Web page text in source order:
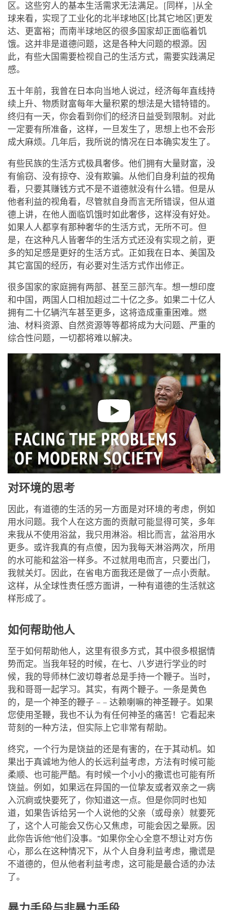
区。这些穷人的基本生活需求无法满足。[同样，]从全
球来看，实现了工业化的北半球地区[比其它地区]更发
达、更富裕；而南半球地区的很多国家却正面临着饥
饿。这并非是道德问题，这是各种大问题的根源。因
此，有些大国需要检视自己的生活方式，需要实践满足
感。
五十年前，我曾在日本向当地人说过，经济每年直线持
续上升、物质财富每年大量积累的想法是大错特错的。
终归有一天，你会看到你们的经济日益受到限制。对此
一定要有所准备，这样，一旦发生了，思想上也不会形
成大麻烦。几年后，我所说的情况在日本确实发生了。
有些民族的生活方式极具奢侈。他们拥有大量财富，没
有偷窃、没有掠夺、没有欺骗。从他们自身利益的视角
看，只要其赚钱方式不是不道德就没有什么错。但是从
他者利益的视角看，尽管就自身而言无所错误，但从道
德上讲，在他人面临饥饿时如此奢侈，这样没有好处。
如果人人都享有那种奢华的生活方式，无所不可。但
是，在这种凡人皆奢华的生活方式还没有实现之前，更
多的知足感是更好的生活方式。正如我在日本、美国及
其它富国的经历，有必要对生活方式作出修正。
很多国家的家庭拥有两部、甚至三部汽车。想一想印度
和中国，两国人口相加超过二十亿之多。如果二十亿人
拥有二十亿辆汽车甚至更多，这将造成重重困难。燃
油、材料资源、自然资源等等都将成为大问题、严重的
综合性问题，一切都将难以解决。
对环境的思考
因此，有道德的生活的另一方面是对环境的考虑，例如
用水问题。我个人在这方面的贡献可能显得可笑，多年
来我从不使用浴盆，我只用淋浴。相比而言，盆浴用水
更多。或许我真的有点傻，因为我每天淋浴两次，所用
的水可能和盆浴一样多。不过就用电而言，只要出门，
我就关灯。因此，在省电方面我还是做了一点小贡献。
这样，从全球性责任感方面讲，一种有道德的生活就这
样形成了。
如何帮助他人
至于如何帮助他人，这里有很多方式，其中很多根据情
势而定。当我年轻的时候，在七、八岁进行学业的时
候，我的导师林仁波切尊者总是手持一个鞭子。当时，
我和哥哥一起学习。其实，有两个鞭子。一条是黄色
的，是一个神圣的鞭子 – – 达赖喇嘛的神圣鞭子。如果
您使用圣鞭，我也不认为有任何神圣的痛苦！它看起来
苛刻的一种方法，但实际上它非常有帮助。
终究，一个行为是饶益的还是有害的，在于其动机。如
果出于真诚地为他人的长远利益考虑，方法有时候可能
柔顺、也可能严酷。有时候一个小小的撒谎也可能有所
饶益。例如，如果远在异国的一位挚友或者双亲之一病
入沉痾或快要死了，你知道这一点。但是你同时也知
道，如果告诉给另一个人说他的父亲（或母亲）就要死
了，这个人可能会又伤心又焦虑，可能会因之晕厥。因
此你告诉他“他们没事。”如果你全心全意不想让对方伤
心，那么在这种情况下，从个人自身利益考虑，撒谎是
不道德的，但从他者利益考虑，这可能是最合适的办法
了。